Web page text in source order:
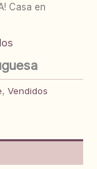
Casa en
, Vendidos